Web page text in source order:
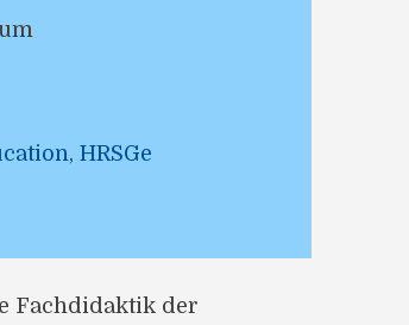
HRSGe
Fachdidaktik der